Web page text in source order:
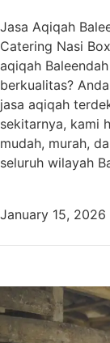
Jasa Aqiqah
Catering Nasi
aqiqah
berkualitas?
jasa aqiqah
sekitarnya, kami
mudah, murah,
seluruh wilayah
January 15, 2026